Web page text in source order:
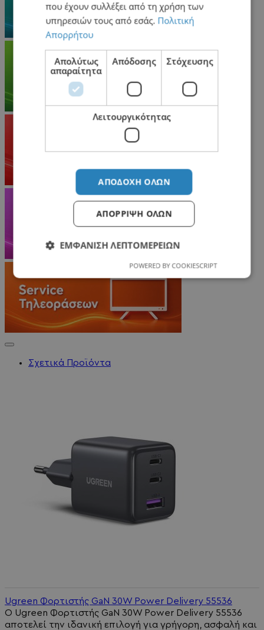
Σχετικά Προϊόντα
Ugreen Φορτιστής GaN 30W Power Delivery 55536
Ο Ugreen Φορτιστής GaN 30W Power Delivery 55536
αποτελεί την ιδανική επιλογή για γρήγορη, ασφαλή και
που έχουν συλλέξει από τη χρήση των
υπηρεσιών τους από εσάς. Πολιτική
Απορρήτου
Απολύτως
απαραίτητα
Απόδοσης Στόχευσης
Λειτουργικότητας
ΑΠΟΔΟΧΉ ΌΛΩΝ
ΑΠΌΡΡΙΨΗ ΌΛΩΝ
ΕΜΦΆΝΙΣΗ ΛΕΠΤΟΜΕΡΕΙΏΝ
POWERED BY COOKIESCRIPT